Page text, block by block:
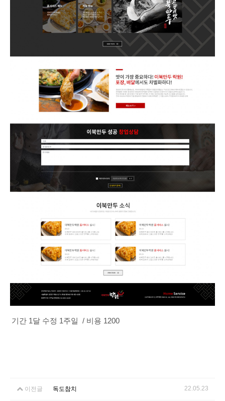
기간 1달 수정 1주일 / 비용 1200
이전글 독도참치 22.05.23